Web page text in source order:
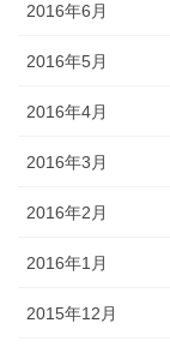
2016年6月
2016年5月
2016年4月
2016年3月
2016年2月
2016年1月
2015年12月